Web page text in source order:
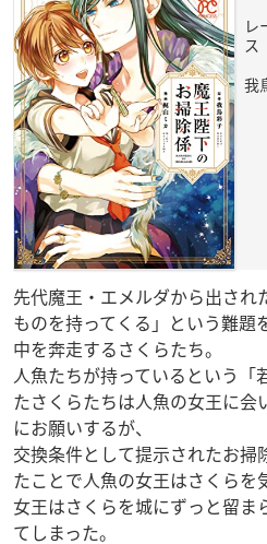
レ
ス
我
先代魔王・エメルダから出さ
ものを持ってくる」という難題
中を奔走するさくらたち。
人魚たちが持っているという「
たさくらたちは人魚の女王に会
にお願いするが、
交換条件として提示されたお掃
たことで人魚の女王はさくらを
女王はさくらを城にずっと留ま
てしまった。